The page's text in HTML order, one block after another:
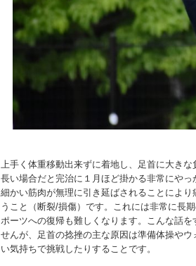
上手く体重移動出来ずに着地し、足首に大き
長い場合だと完治に１月ほど掛かる非常にや
細かい筋肉が無理に引き延ばされることによ
うこと（断裂/損傷）です。これには非常に長
ポーツへの復帰も難しくなります。こんな話
せんが、足首の捻挫の主な原因は準備体操や
い気持ちで挑戦したりすることです。